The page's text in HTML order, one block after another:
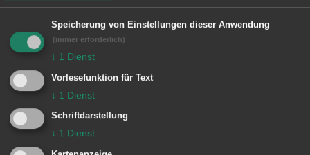
Stefansplatz
Rückkehr: ca. 18.30 Uhr in
Wasseralfingen
Im Preis enthalten sind das
Busticket, der Stadtspaziergang
sowie der Eintritt samt Führung in
Speicherung von Einstellungen dieser Anwendung
(immer erforderlich)
↓ 1 Dienst
Vorlesefunktion für Text
↓ 1 Dienst
Schriftdarstellung
↓ 1 Dienst